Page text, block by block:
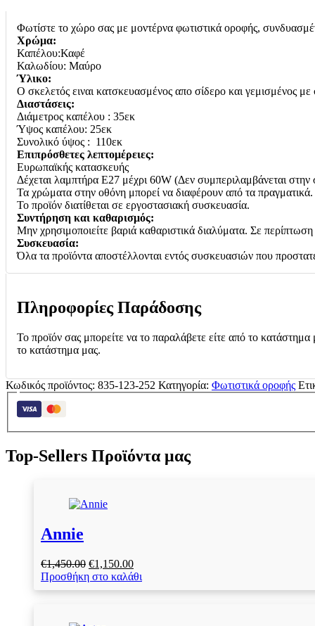
35x25εκ
E27
ποσότητα
Φωτίστε το χώρο σας με μοντέρνα φωτιστικά οροφής,
Χρώμα:
Καπέλου:Καφέ
Καλωδίου: Μαύρο
Ύλικο:
Ο σκελετός ειναι κατσκευασμένος απο σίδερο και γεμισμένος με
Διαστάσεις:
Διάμετρος καπέλου : 35εκ
Ύψος καπέλου: 25εκ
Συνολικό ύψος : 110εκ
Επιπρόσθετες λεπτομέρειες:
Ευρωπαϊκής κατασκευής
Δέχεται λαμπτήρα Ε27 μέχρι 60W (Δεν συμπεριλαμβάνεται στην
Τα χρώματα στην οθόνη μπορεί να διαφέρουν από τα πραγματικά.
Το προϊόν διατίθεται σε εργοστασιακή συσκευασία.
Συντήρηση και καθαρισμός:
Μην χρησιμοποιείτε βαριά καθαριστικά διαλύματα. Σε
Συσκευασία:
Όλα τα προϊόντα αποστέλλονται εντός συσκευασιών που
Πληροφορίες Παράδοσης
Το προϊόν σας μπορείτε να το παραλάβετε είτε από το
το κατάστημα μας.
Κωδικός προϊόντος: 835-123-252 Κατηγορία: Φωτιστικά οροφής
Top-Sellers Προϊόντα μας
Annie
€1,450.00 Original
price
was:
€1,150.00Η
τρέχουσα
τιμή
Προσθήκη στο καλάθι